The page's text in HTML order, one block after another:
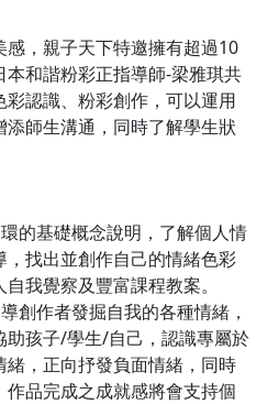
，親子天下特邀擁有超過10
和諧粉彩正指導師-梁雅琪共
認識、粉彩創作，可以運用
師生溝通，同時了解學生狀
的基礎概念說明，了解個人情
找出並創作自己的情緒色彩
我覺察及豐富課程教案。
創作者發掘自我的各種情緒，
助孩子/學生/自己，認識專屬於
緒，正向抒發負面情緒，同時
品完成之成就感將會支持個